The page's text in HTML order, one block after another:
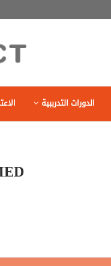
الدورات التدرببية